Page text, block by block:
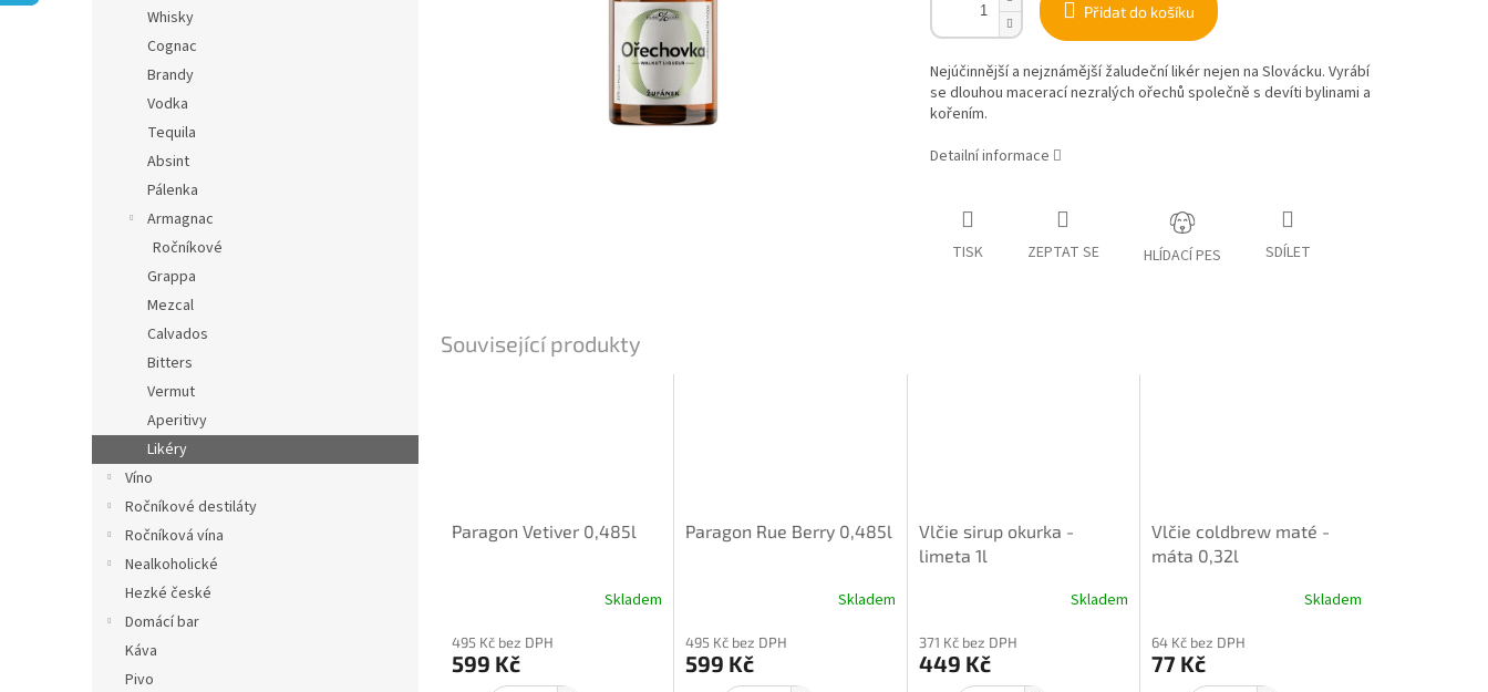
Whisky
Cognac
Brandy
Vodka
Tequila
Absint
Pálenka
Armagnac
Ročníkové
Grappa
Mezcal
Calvados
Bitters
Vermut
Aperitivy
Likéry
Víno
Ročníkové destiláty
Ročníková vína
Nealkoholické
Hezké české
Domácí bar
Káva
Pivo
Přidat do košíku
Nejúčinnější a nejznámější žaludeční likér nejen na Slovácku. Vyrábí
se dlouhou macerací nezralých ořechů společně s devíti bylinami a
kořením.
Detailní informace
TISK ZEPTAT SE HLÍDACÍ PES SDÍLET
Související produkty
Paragon Vetiver 0,485l
Skladem
495 Kč bez DPH
599 Kč
Paragon Rue Berry 0,485l
Skladem
495 Kč bez DPH
599 Kč
Vlčie sirup okurka -
limeta 1l
Skladem
371 Kč bez DPH
449 Kč
Vlčie coldbrew maté -
máta 0,32l
Skladem
64 Kč bez DPH
77 Kč